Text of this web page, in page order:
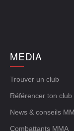
MEDIA
Trouver un club
Référencer ton club
News & conseils
Combattants MMA